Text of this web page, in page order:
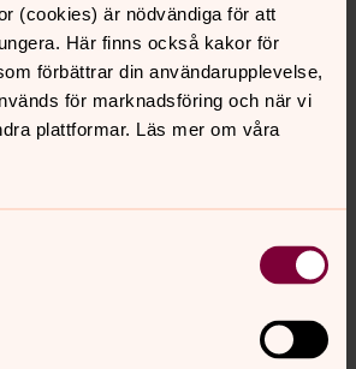
(cookies) är nödvändiga för att
Här finns också kakor för
förbättrar din användarupplevelse,
för marknadsföring och när vi
plattformar. Läs mer om våra